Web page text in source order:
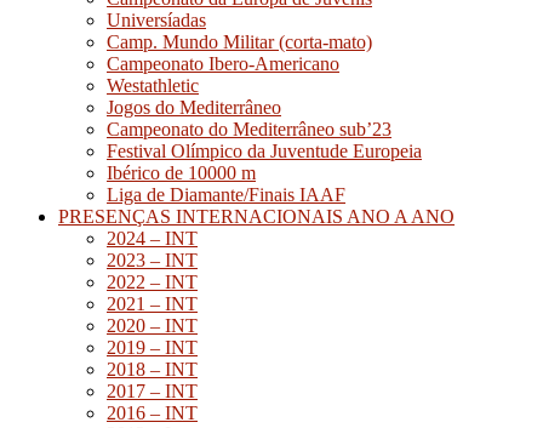
Universíadas
Camp. Mundo Militar (corta-mato)
Campeonato Ibero-Americano
Westathletic
Jogos do Mediterrâneo
Campeonato do Mediterrâneo sub’23
Festival Olímpico da Juventude Europeia
Ibérico de 10000 m
Liga de Diamante/Finais IAAF
PRESENÇAS INTERNACIONAIS ANO A ANO
2024 – INT
2023 – INT
2022 – INT
2021 – INT
2020 – INT
2019 – INT
2018 – INT
2017 – INT
2016 – INT